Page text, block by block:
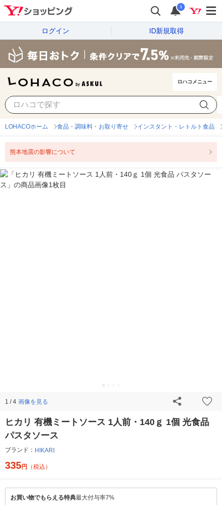
i
ログイン ID新規取得
ロハコメニュー
LOHACOホーム 食品・調味料・お取り寄せ インスタント・レトルト食品
熊本地震の影響について
1 / 4 画像を見る
ヒカリ 有機ミートソース 1人前・140ｇ 1個 光食品
パスタソース
ブランド： HIKARI
335円 （税込）
お買い物でもらえる特典最大付与率7%